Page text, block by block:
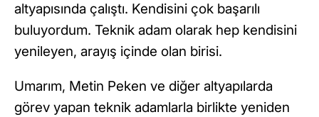
altyapısında çalıştı. Kendisini çok başarılı
buluyordum. Teknik adam olarak hep kendisini
yenileyen, arayış içinde olan birisi.
Umarım, Metin Peken ve diğer altyapılarda
görev yapan teknik adamlarla birlikte yeniden